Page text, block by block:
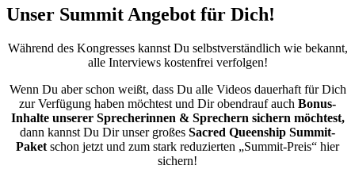
Unser Summit Angebot für Dich!
Während des Kongresses kannst Du selbstverständlich wie bekannt,
alle Interviews kostenfrei verfolgen!
Wenn Du aber schon weißt, dass Du alle Videos dauerhaft für Dich
zur Verfügung haben möchtest und Dir obendrauf auch Bonus-
Inhalte unserer Sprecherinnen & Sprechern sichern möchtest,
dann kannst Du Dir unser großes Sacred Queenship Summit-
Paket schon jetzt und zum stark reduzierten „Summit-Preis“ hier
sichern!